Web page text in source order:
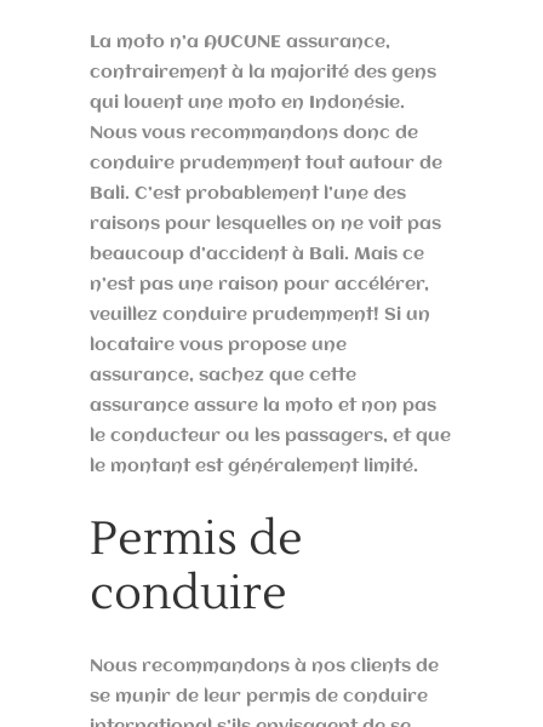
La moto n’a AUCUNE assurance,
contrairement à la majorité des gens
qui louent une moto en Indonésie.
Nous vous recommandons donc de
conduire prudemment tout autour de
Bali. C’est probablement l’une des
raisons pour lesquelles on ne voit pas
beaucoup d’accident à Bali. Mais ce
n’est pas une raison pour accélérer,
veuillez conduire prudemment! Si un
locataire vous propose une
assurance, sachez que cette
assurance assure la moto et non pas
le conducteur ou les passagers, et que
le montant est généralement limité.
Permis de
conduire
Nous recommandons à nos clients de
se munir de leur permis de conduire